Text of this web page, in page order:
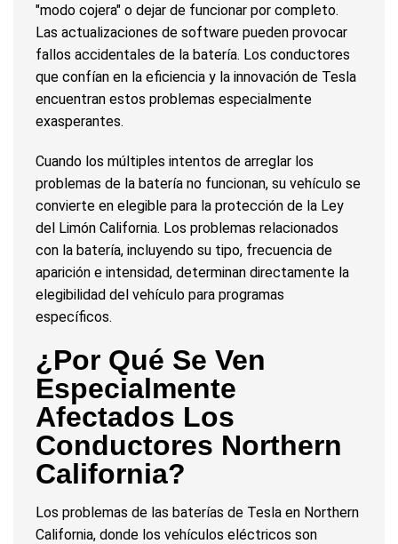
"modo cojera" o dejar de funcionar por completo.
Las actualizaciones de software pueden provocar
fallos accidentales de la batería. Los conductores
que confían en la eficiencia y la innovación de Tesla
encuentran estos problemas especialmente
exasperantes.
Cuando los múltiples intentos de arreglar los
problemas de la batería no funcionan, su vehículo se
convierte en elegible para la protección de la Ley
del Limón California. Los problemas relacionados
con la batería, incluyendo su tipo, frecuencia de
aparición e intensidad, determinan directamente la
elegibilidad del vehículo para programas
específicos.
¿Por Qué Se Ven
Especialmente
Afectados Los
Conductores Northern
California?
Los problemas de las baterías de Tesla en Northern
California, donde los vehículos eléctricos son